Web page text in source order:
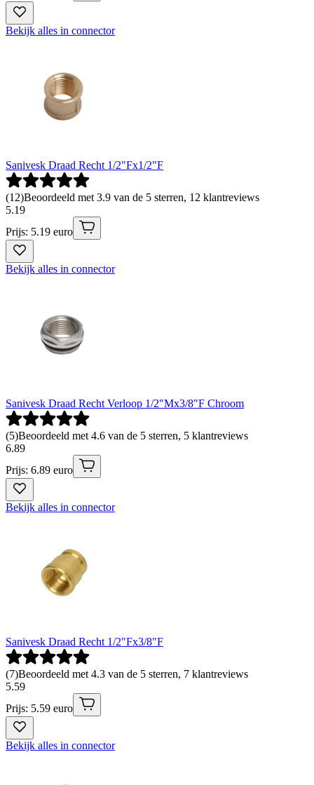
Bekijk alles in connector
Sanivesk Draad Recht 1/2"Fx1/2"F
(12)Beoordeeld met 3.9 van de 5 sterren, 12 klantreviews
5.19
Prijs: 5.19 euro
Bekijk alles in connector
Sanivesk Draad Recht Verloop 1/2"Mx3/8"F Chroom
(5)Beoordeeld met 4.6 van de 5 sterren, 5 klantreviews
6.89
Prijs: 6.89 euro
Bekijk alles in connector
Sanivesk Draad Recht 1/2"Fx3/8"F
(7)Beoordeeld met 4.3 van de 5 sterren, 7 klantreviews
5.59
Prijs: 5.59 euro
Bekijk alles in connector